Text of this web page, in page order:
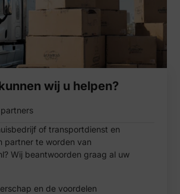
wij u helpen?
of transportdienst en
partner te worden van
Wij beantwoorden graag al uw
en de voordelen